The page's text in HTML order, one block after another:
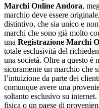
Marchi Online Andora,
marchio deve essere
distintivo, che sia unico e
marchi che sono già molto
una Registrazione Marchi
totale esclusività del
una società. Oltre a questo è
sicuramente un marchio che
l’intuizione da parte dei
comunque avere una
soltanto esclusivo su
fisica o un paese di